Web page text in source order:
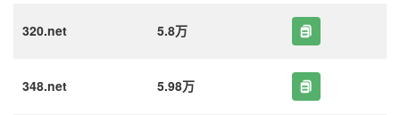
320.net 5.8万
348.net 5.98万